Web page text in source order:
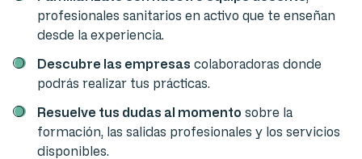
profesionales sanitarios en activo que te enseñan
desde la experiencia.
Descubre las empresas colaboradoras donde
podrás realizar tus prácticas.
Resuelve tus dudas al momento sobre la
formación, las salidas profesionales y los servicios
disponibles.